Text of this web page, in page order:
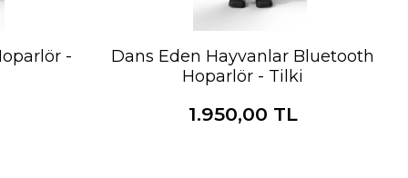
-
Dans Eden Hayvanlar Bluetooth
Hoparlör - Tilki
1.950,00 TL